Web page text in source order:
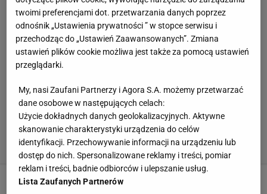
Liść laurowy włóż do rosołu w konkretnym
twoimi preferencjami dot. przetwarzania danych poprzez
odnośnik „Ustawienia prywatności ” w stopce serwisu i
przechodząc do „Ustawień Zaawansowanych”. Zmiana
ustawień plików cookie możliwa jest także za pomocą ustawień
przeglądarki.
My, nasi Zaufani Partnerzy i Agora S.A. możemy przetwarzać
dane osobowe w następujących celach:
Użycie dokładnych danych geolokalizacyjnych. Aktywne
skanowanie charakterystyki urządzenia do celów
identyfikacji. Przechowywanie informacji na urządzeniu lub
dostęp do nich. Spersonalizowane reklamy i treści, pomiar
reklam i treści, badnie odbiorców i ulepszanie usług.
Lista Zaufanych Partnerów